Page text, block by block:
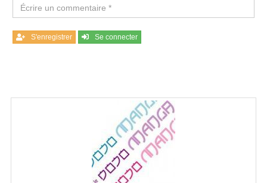
S'enregistrer Se connecter